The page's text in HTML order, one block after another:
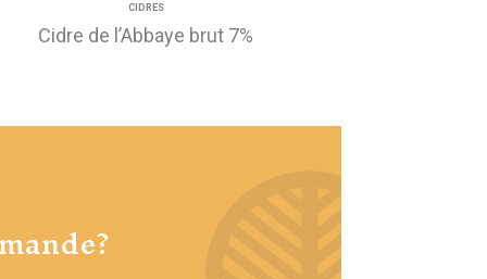
CIDRES
Cidre de l’Abbaye brut 7%